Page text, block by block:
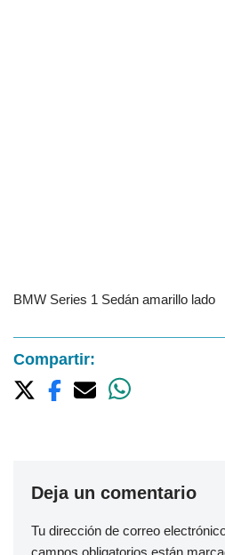
BMW Series 1 Sedán amarillo lado
Compartir:
Deja un comentario
Tu dirección de correo